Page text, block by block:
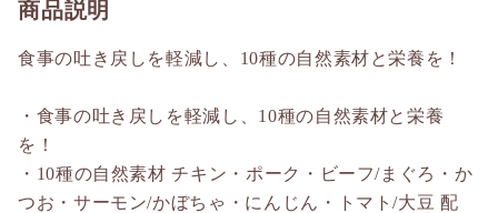
商品説明
食事の吐き戻しを軽減し、10種の自然素材と栄養を！
・食事の吐き戻しを軽減し、10種の自然素材と栄養
を！
・10種の自然素材 チキン・ポーク・ビーフ/まぐろ・か
つお・サーモン/かぼちゃ・にんじん・トマト/大豆 配